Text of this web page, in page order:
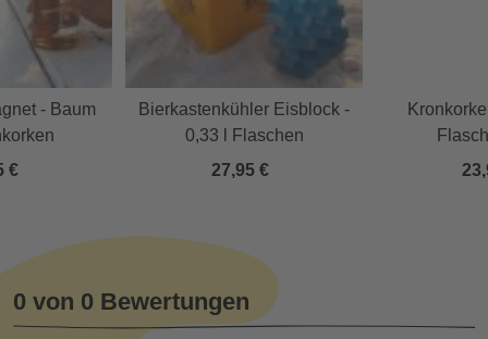
- Baum
€
Bierkastenkühler Eisblock -
0,33 l Flaschen
27,95 €
0 von 0 Bewertungen